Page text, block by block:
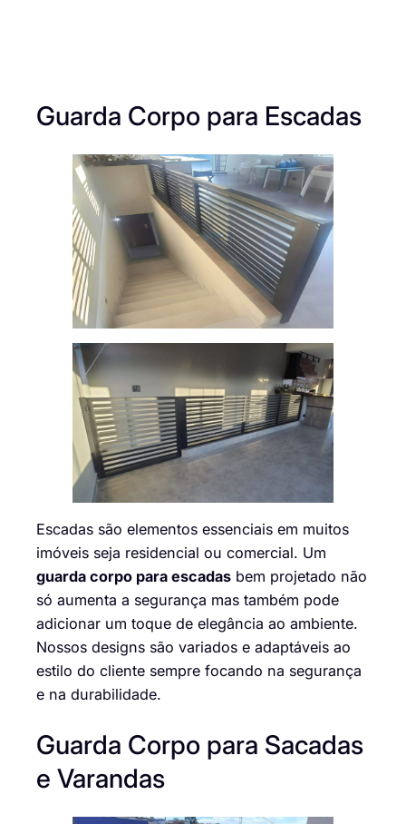
Guarda Corpo para Escadas
Escadas são elementos essenciais em muitos
imóveis seja residencial ou comercial. Um
guarda corpo para escadas bem projetado não
só aumenta a segurança mas também pode
adicionar um toque de elegância ao ambiente.
Nossos designs são variados e adaptáveis ao
estilo do cliente sempre focando na segurança
e na durabilidade.
Guarda Corpo para Sacadas
e Varandas